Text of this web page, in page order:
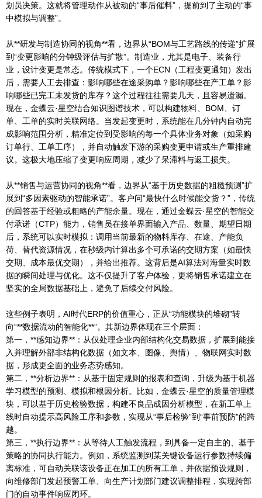
划员决策。这就将管理动作从被动的“事后催料”，提前到了主动的“事
中模拟与调整”。
从**研发与制造协同的视角**看，边界从“BOM与工艺路线的传递”扩展
到“变更影响的分钟级评估与扩散”。制造业，尤其是电子、装备行
业，设计变更是常态。传统模式下，一个ECN（工程变更通知）发出
后，需要人工去排查：影响哪些在途采购单？影响哪些在产工单？影
响哪些已完工未发货的库存？这个过程往往需要几天，且容易遗漏。
现在，金蝶云·星空结合知识图谱技术，可以构建物料、BOM、订
单、工单的实时关联网络。当发起变更时，系统能在几分钟内自动完
成影响范围分析，精准定位到受影响的每一个具体业务对象（如采购
订单行、工单工序），并自动触发下游的采购变更申请或生产重排建
议。这极大地压缩了变更响应周期，减少了呆滞料与返工损失。
从**销售与运营协同的视角**看，边界从“基于历史数据的粗糙预测”扩
展到“多因素驱动的智能承诺”。客户问“最快什么时候能交货？”，传统
的回答基于经验或粗略的产能余量。现在，通过金蝶云·星空的智能交
付承诺（CTP）能力，销售员在接单界面输入产品、数量、期望日期
后，系统可以实时模拟：调用当前最新的物料库存、在途、产能负
荷、替代资源情况，在秒级内计算出多个可承诺的交期方案（如最快
交期、成本最优交期），并给出推荐。这背后是AI算法对海量实时数
据的瞬间处理与优化。这不仅提升了客户体验，更将销售承诺建立在
坚实的全局数据基础上，避免了后续交付风险。
这些例子表明，AI时代ERP的价值重心，正从“功能模块的堆砌”转
向“**数据流动的智能化**”。其新边界体现在三个层面：
第一，**感知边界**：从仅处理企业内部结构化交易数据，扩展到能接
入并理解外部非结构化数据（如文本、图像、舆情）、物联网实时数
据，形成更全面的业务态势感知。
第二，**分析边界**：从基于固定规则的报表和查询，升级为基于机器
学习模型的预测、模拟和根因分析。比如，金蝶云·星空的质量管理模
块，可以基于历史检验数据，构建不良品成因分析模型，在新工单上
线时自动提示高风险工序和参数，实现从“事后检验”到“事前预防”的跨
越。
第三，**执行边界**：从等待人工触发流程，到具备一定自主的、基于
策略的协同执行能力。例如，系统监测到某关键设备运行参数持续偏
离标准，可自动关联该设备正在加工的所有工单，并依据预设规则，
向维修部门发起预警工单、向生产计划部门建议调整排程，实现跨部
门的自动事件响应闭环。